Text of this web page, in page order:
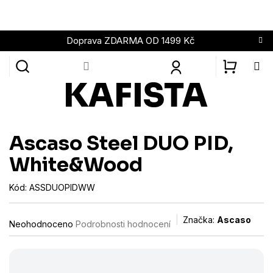
obsah
Doprava ZDARMA OD 1499 Kč
Ascaso Steel DUO PID,
White&Wood
Kód: ASSDUOPIDWW
Průměrné
hodnocení
Neohodnoceno Podrobnosti hodnocení Značka: Ascaso